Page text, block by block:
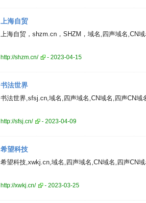
上海自贸
上海自贸，shzm.cn，SHZM，域名,四声域名,CN
http://shzm.cn/ - 2023-04-15
书法世界
书法世界,sfsj.cn,域名,四声域名,CN域名,四声CN域
http://sfsj.cn/ - 2023-04-09
希望科技
希望科技,xwkj.cn,域名,四声域名,CN域名,四声CN
http://xwkj.cn/ - 2023-03-25